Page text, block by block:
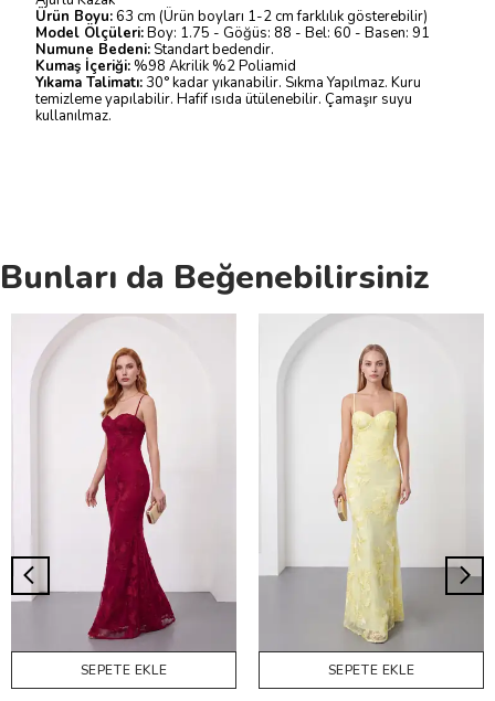
Ürün Boyu:63 cm (Ürün boyları 1-2 cm farklılık gösterebilir)
Model Ölçüleri:Boy: 1.75 - Göğüs: 88 - Bel: 60 - Basen: 91
Numune Bedeni: Standart bedendir.
Kumaş İçeriği: %98 Akrilik %2 Poliamid
Yıkama Talimatı:30° kadar yıkanabilir. Sıkma Yapılmaz. Kuru
temizleme yapılabilir. Hafif ısıda ütülenebilir. Çamaşır suyu
kullanılmaz.
Bunları da Beğenebilirsiniz
SEPETE EKLE SEPETE EKLE